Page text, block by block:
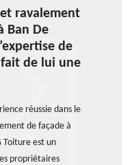
ravalement
Ban De
de
fait de lui une
réussie dans le
de façade à
Toiture est un
propriétaires